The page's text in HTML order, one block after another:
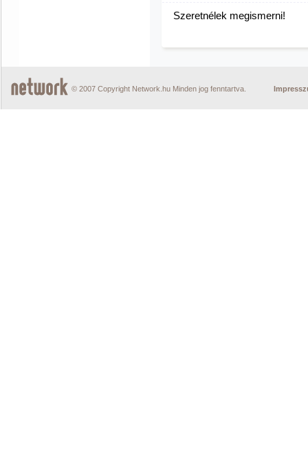
Szeretnélek megismerni!
© 2007 Copyright Network.hu Minden jog fenntartva.